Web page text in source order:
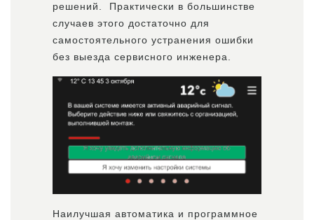
решений. Практически в большинстве
случаев этого достаточно для
самостоятельного устранения ошибки
без выезда сервисного инженера.
Наилучшая автоматика и программное